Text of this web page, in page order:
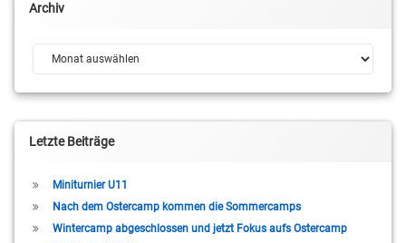
Archiv
Archiv
Letzte Beiträge
Miniturnier U11
Nach dem Ostercamp kommen die Sommercamps
Wintercamp abgeschlossen und jetzt Fokus aufs Ostercamp